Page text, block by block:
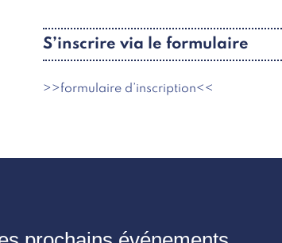
S’inscrire via le formulaire
>>formulaire d’inscription<<